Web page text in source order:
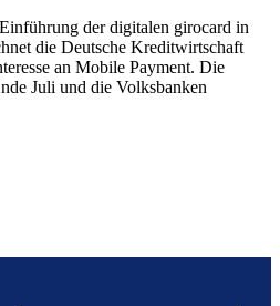
der digitalen girocard in
die Deutsche Kreditwirtschaft
an Mobile Payment. Die
Juli und die Volksbanken